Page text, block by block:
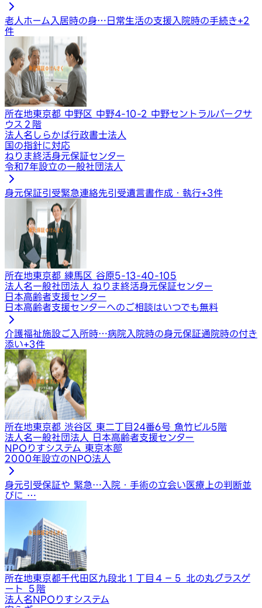
老人ホーム入居時の身…日常生活の支援入院時の手続き+2
件
所在地東京都 中野区 中野4-10-2 中野セントラルパークサ
ウス２階
法人名 しらかば行政書士法人
国の指針に対応
ねりま終活身元保証センター
令和7年設立の一般社団法人
身元保証引受緊急連絡先引受遺言書作成・執行+3件
所在地東京都 練馬区 谷原5-13-40-105
法人名一般社団法人 ねりま終活身元保証センター
日本高齢者支援センター
日本高齢者支援センターへのご相談はいつでも無料
介護福祉施設ご入所時…病院入院時の身元保証通院時の付き
添い+3件
所在地東京都 渋谷区 東二丁目24番6号 魚竹ビル5階
法人名一般社団法人 日本高齢者支援センター
NPOりすシステム 東京本部
2000年設立のNPO法人
身元引受保証や 緊急… 入院・手術の立会い医療上の判断並
びに …
所在地東京都千代田区九段北１丁目４−５ 北の丸グラスゲ
ート ５階
法人名NPOりすシステム